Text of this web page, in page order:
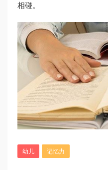
相碰。
幼儿 记忆力